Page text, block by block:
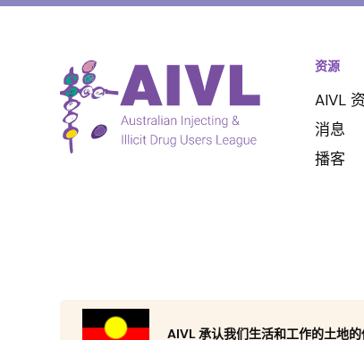
资源
AIVL
消息
播客
AIVL 承认我们生活和工作的土地